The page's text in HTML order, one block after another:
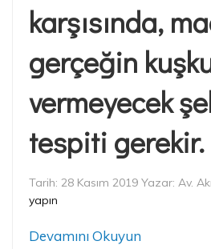
karşısında,
gerçeğin
vermeyecek
tespiti gerekir.
Tarih: 28 Kasım 2019 Yazar: Av.
yapın
Devamını Okuyun